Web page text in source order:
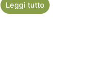
Leggi tutto